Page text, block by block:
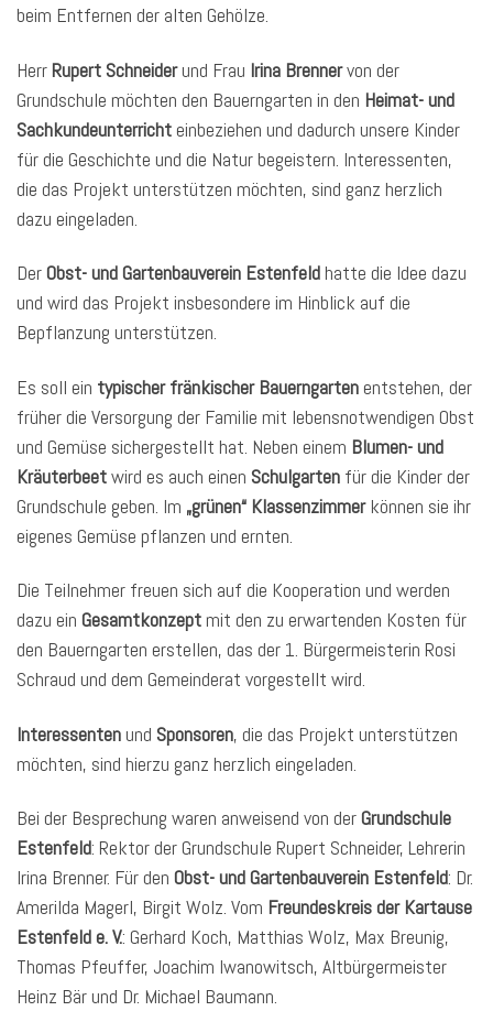
beim Entfernen der alten Gehölze.
HerrRupert Schneiderund Frau Irina Brennervon der
Grundschule möchten den Bauerngarten in den Heimat- und
Sachkundeunterrichteinbeziehen und dadurch unsere Kinder
für die Geschichte und die Natur begeistern. Interessenten,
die das Projekt unterstützen möchten, sind ganz herzlich
dazu eingeladen.
DerObst- und Gartenbauverein Estenfeldhatte die Idee dazu
und wird das Projekt insbesondere im Hinblick auf die
Bepflanzung unterstützen.
Es soll ein typischer fränkischer Bauerngartenentstehen, der
früher die Versorgung der Familie mit lebensnotwendigen Obst
und Gemüse sichergestellt hat. Neben einem Blumen- und
Kräuterbeetwird es auch einen Schulgarten für die Kinder der
Grundschule geben. Im „grünen“ Klassenzimmerkönnen sie ihr
eigenes Gemüse pflanzen und ernten.
Die Teilnehmer freuen sich auf die Kooperation und werden
dazu ein Gesamtkonzeptmit den zu erwartenden Kosten für
den Bauerngarten erstellen, das der 1. Bürgermeisterin Rosi
Schraud und dem Gemeinderat vorgestellt wird.
Interessentenund Sponsoren, die das Projekt unterstützen
möchten, sind hierzu ganz herzlich eingeladen.
Bei der Besprechung waren anweisend von derGrundschule
Estenfeld: Rektor der Grundschule Rupert Schneider, Lehrerin
Irina Brenner. Für den Obst- und Gartenbauverein Estenfeld: Dr.
Amerilda Magerl, Birgit Wolz. Vom Freundeskreis der Kartause
Estenfeld e. V.: Gerhard Koch, Matthias Wolz, Max Breunig,
Thomas Pfeuffer, Joachim Iwanowitsch, Altbürgermeister
Heinz Bär und Dr. Michael Baumann.